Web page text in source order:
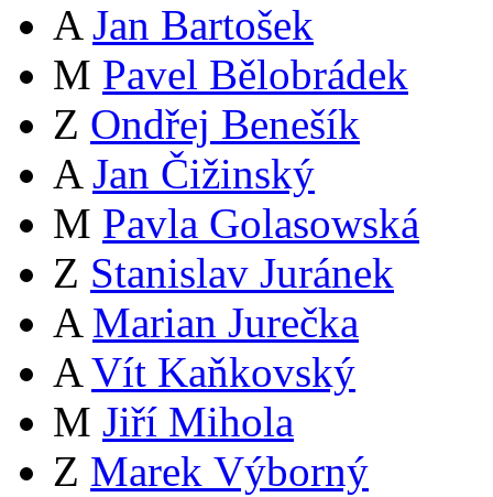
A Jan Bartošek
M Pavel Bělobrádek
Z Ondřej Benešík
A Jan Čižinský
M Pavla Golasowská
Z Stanislav Juránek
A Marian Jurečka
A Vít Kaňkovský
M Jiří Mihola
Z Marek Výborný